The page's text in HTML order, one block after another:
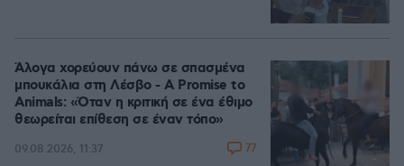
Άλογα χορεύουν πάνω σε σπασμένα
μπουκάλια στη Λέσβο - A Promise to
Animals: «Όταν η κριτική σε ένα έθιμο
θεωρείται επίθεση σε έναν τόπο»
09.08.2026, 11:37 77